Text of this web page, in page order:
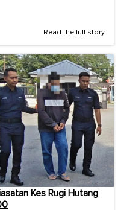
Read the full story
Kes Rugi Hutang